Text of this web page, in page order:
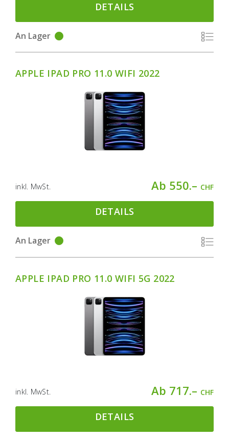
DETAILS
An Lager
APPLE IPAD PRO 11.0 WIFI 2022
inkl. MwSt. Ab 550.– CHF
DETAILS
An Lager
APPLE IPAD PRO 11.0 WIFI 5G 2022
inkl. MwSt. Ab 717.– CHF
DETAILS